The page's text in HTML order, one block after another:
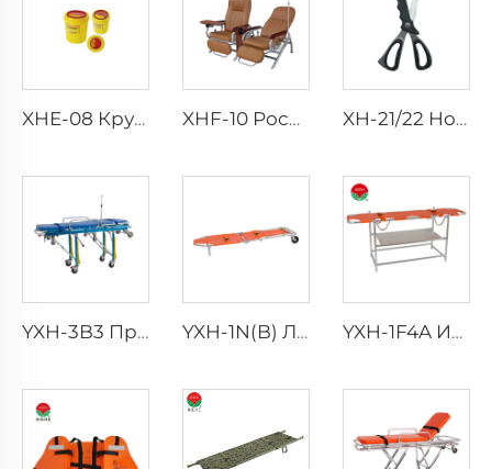
XHE-08 Круглый контейнер для медицинских острых предметов XHF-10 Роскошное Кресло для Трансфузии XH-21/22 Ножницы для экстренных ситуаций
YXH-3B3 Профессиональные экстренные складные носилки для скорой помощи YXH-1N(B) Легкая в очистке складная спасательная носилки-кресло YXH-1F4A Изготовлено из складного сплава, удобное хранение, аварийные носилки